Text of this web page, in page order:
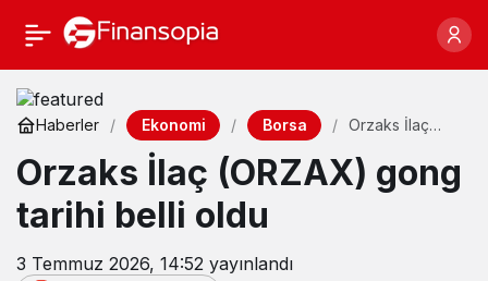
Haberler Ekonomi Borsa
Orzaks İlaç
tarihi belli oldu
Orzaks İlaç (ORZAX) gong
tarihi belli oldu
3 Temmuz 2026, 14:52 yayınlandı